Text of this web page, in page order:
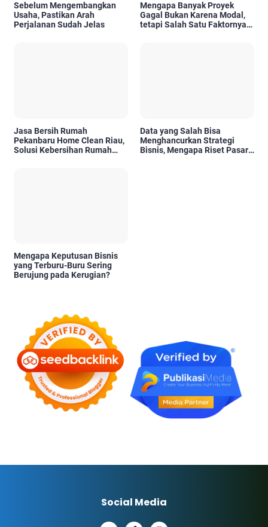
Sebelum Mengembangkan
Usaha, Pastikan Arah
Perjalanan Sudah Jelas
Mengapa Banyak Proyek
Gagal Bukan Karena Modal,
tetapi Salah Satu Faktornya
Jasa Bersih Rumah
Pekanbaru Home Clean Riau,
Solusi Kebersihan Rumah
Data yang Salah Bisa
Menghancurkan Strategi
Bisnis, Mengapa Riset Pasar
Mengapa Keputusan Bisnis
yang Terburu-Buru Sering
Berujung pada Kerugian?
Social Media